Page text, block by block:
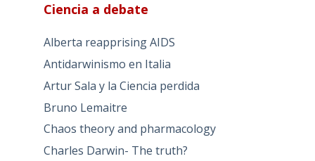
Ciencia a debate
Alberta reapprising AIDS
Antidarwinismo en Italia
Artur Sala y la Ciencia perdida
Bruno Lemaitre
Chaos theory and pharmacology
Charles Darwin- The truth?